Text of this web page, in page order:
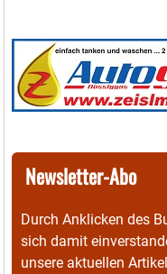
Newsletter-Abo
Durch Anklicken des
sich damit
unsere aktuellen